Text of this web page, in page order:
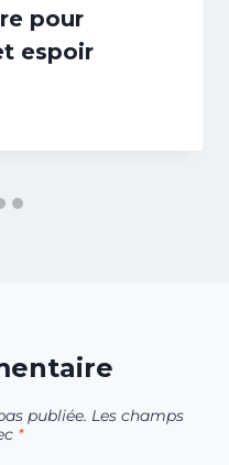
pour
espoir
publiée. Les champs
*